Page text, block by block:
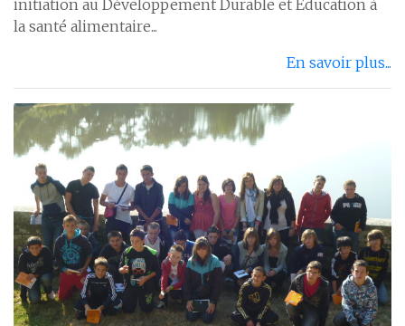
initiation au Développement Durable et Education à
la santé alimentaire...
En savoir plus...